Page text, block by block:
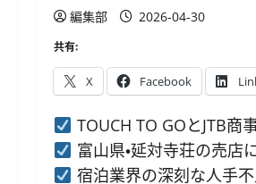
編集部 2026-04-30
共有:
X Facebook
TOUCH TO GOとJTB商
富山県・延対寺荘の売
宿泊業界の深刻な人手